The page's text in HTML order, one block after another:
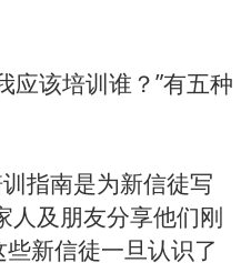
应该培训谁？”有五种
指南是为新信徒写
人及朋友分享他们刚
新信徒一旦认识了